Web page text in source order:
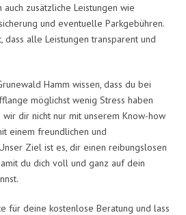
zusätzliche Leistungen wie
und eventuelle Parkgebühren.
dass alle Leistungen transparent und
Hamm wissen, dass du bei
möglichst wenig Stress haben
wir dir nicht nur mit unserem Know-how
einem freundlichen und
Ziel ist es, dir einen reibungslosen
du dich voll und ganz auf dein
für deine kostenlose Beratung und lass